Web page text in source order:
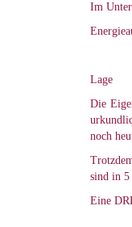
Im
Lage
Die
noch
sind in 5
Eine